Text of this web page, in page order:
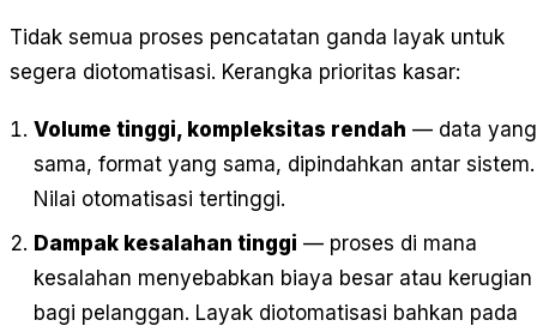
Tidak semua proses pencatatan ganda layak untuk
segera diotomatisasi. Kerangka prioritas kasar:
Volume tinggi, kompleksitas rendah — data yang
sama, format yang sama, dipindahkan antar sistem.
Nilai otomatisasi tertinggi.
Dampak kesalahan tinggi — proses di mana
kesalahan menyebabkan biaya besar atau kerugian
bagi pelanggan. Layak diotomatisasi bahkan pada